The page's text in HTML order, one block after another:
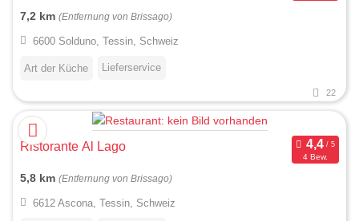
7,2 km (Entfernung von Brissago)
6600 Solduno, Tessin, Schweiz
Art der Küche Lieferservice
22
Ristorante Al Lago
4 Bew.
5,8 km (Entfernung von Brissago)
6612 Ascona, Tessin, Schweiz